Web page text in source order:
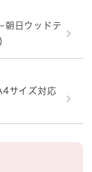
朝日ウッドテ
サイズ対応